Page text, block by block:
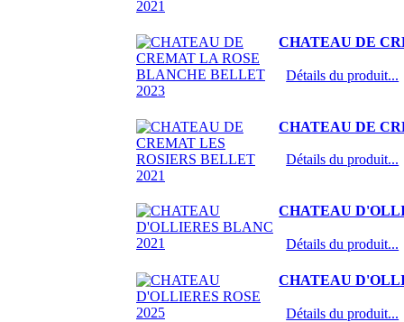
CHATEAU DE
Détails du produit...
CHATEAU DE
Détails du produit...
CHATEAU
Détails du produit...
CHATEAU
Détails du produit...